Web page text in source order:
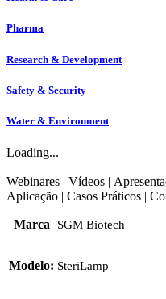
Pharma
Research & Development
Safety & Security
Water & Environment
Loading...
Webinares | Vídeos |
Aplicação | Casos Práticos |
Marca SGM Biotech
Modelo: SteriLamp